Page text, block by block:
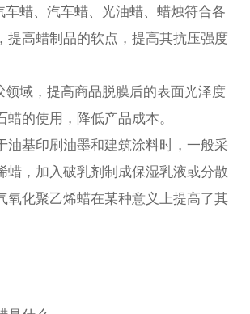
车蜡、汽车蜡、光油蜡、蜡烛符合各
提高蜡制品的软点，提高其抗压强度
领域，提高商品脱膜后的表面光泽度
蜡的使用，降低产品成本。
油基印刷油墨和建筑涂料时，一般采
蜡，加入破乳剂制成保湿乳液或分散
氧化聚乙烯蜡在某种意义上提高了其